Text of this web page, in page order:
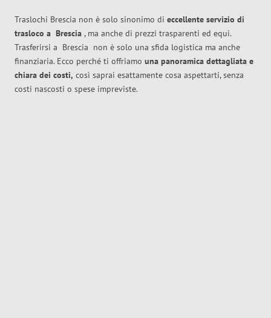
Traslochi Brescia non è solo sinonimo di eccellente servizio di
trasloco a Brescia , ma anche di prezzi trasparenti ed equi.
Trasferirsi a Brescia non è solo una sfida logistica ma anche
finanziaria. Ecco perché ti offriamo una panoramica dettagliata e
chiara dei costi, così saprai esattamente cosa aspettarti, senza
costi nascosti o spese impreviste.